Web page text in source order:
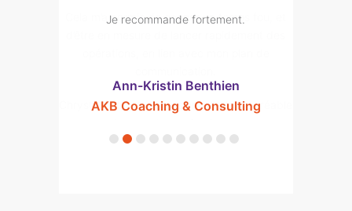
Je recommande fortement.
Ann-Kristin Benthien
AKB Coaching & Consulting